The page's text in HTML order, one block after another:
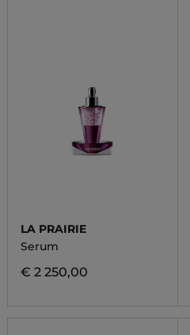
LA PRAIRIE
Serum
€ 2 250,00